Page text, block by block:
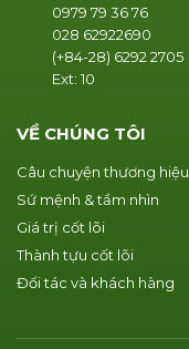
VỀ CHÚNG TÔI
Câu chuyện thương hiệu
Sứ mệnh & tầm nhìn
Giá trị cốt lõi
Thành tựu cốt lõi
Đối tác và khách hàng
0979 79 36 76
028 62922690
(+84-28) 6292 2705
Ext: 10